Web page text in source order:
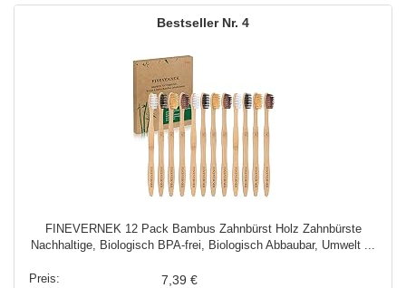
4
FINEVERNEK 12 Pack Bambus Zahnbürst Holz Zahnbürste
Nachhaltige, Biologisch BPA-frei, Biologisch Abbaubar, Umwelt ...
7,39 €